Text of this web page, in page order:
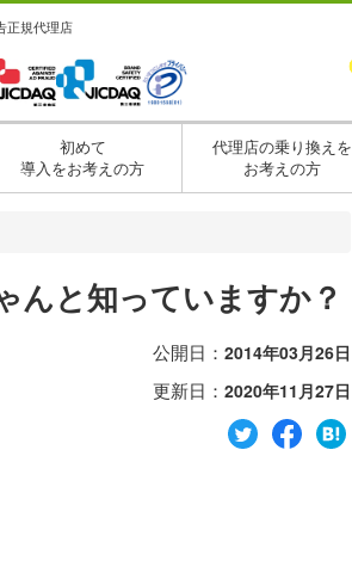
正規代理店
初めて
導入をお考えの方
代理店の乗り換えを
お考えの方
んと知っていますか？
公開日： 2014年03月26日
更新日： 2020年11月27日